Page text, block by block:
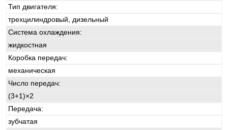
Тип двигателя:
трехцилиндровый, дизельный
Система охлаждения:
жидкостная
Коробка передач:
механическая
Число передач:
(3+1)×2
Передача:
зубчатая